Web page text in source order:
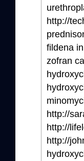
http://
fildena
zofran
http://
http://
http://